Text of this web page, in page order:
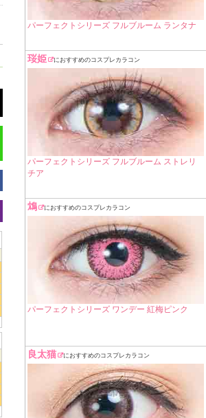
パーフェクトシリーズ フルブルーム ランタナ
珱姫 におすすめのコスプレカラコン
パーフェクトシリーズ フルブルーム ストレリ
チア
鴆 におすすめのコスプレカラコン
パーフェクトシリーズ ワンデー 紅梅ピンク
良太猫 におすすめのコスプレカラコン